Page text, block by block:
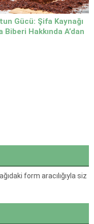
Gücü: Şifa Kaynağı
Biberi Hakkında A’dan
form aracılığıyla siz